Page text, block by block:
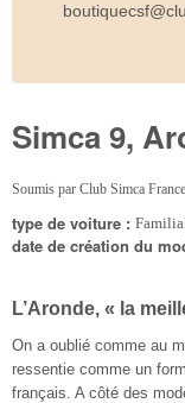
Simca 9,
Soumis par Club Simca France
type de voiture :
date de création du
L’Aronde, « la
On a oublié comme au
ressentie comme un
français. A côté des